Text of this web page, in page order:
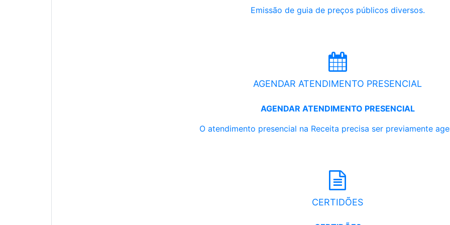
Emissão de guia de preços públicos diversos.
AGENDAR ATENDIMENTO PRESENCIAL
AGENDAR ATENDIMENTO PRESENCIAL
O atendimento presencial na Receita precisa ser previamente
CERTIDÕES